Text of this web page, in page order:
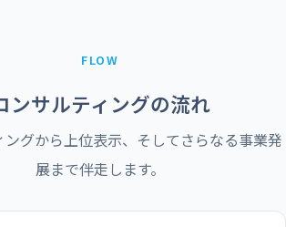
FLOW
ンサルティングの流れ
ングから上位表示、そしてさらなる事業発
展まで伴走します。